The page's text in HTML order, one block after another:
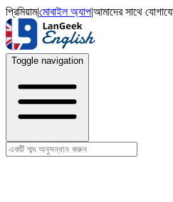
প্রিমিয়াম|মোবাইল অ্যাপ|আমাদের সাথে
Toggle navigation